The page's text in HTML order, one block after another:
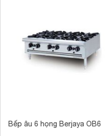
Bếp âu 6 họng Berjaya OB6